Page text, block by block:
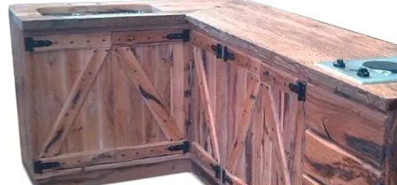
Buscar
por:
CASA / DECO
Barras
Mesadas
Muebles de Cocina
Muebles de Baño
Escaleras y Pisos